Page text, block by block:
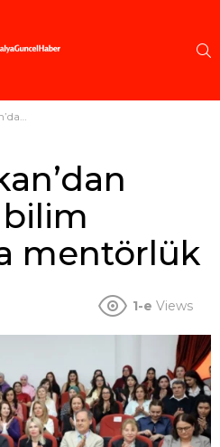
mentörlük
mentörlük
1-e Views